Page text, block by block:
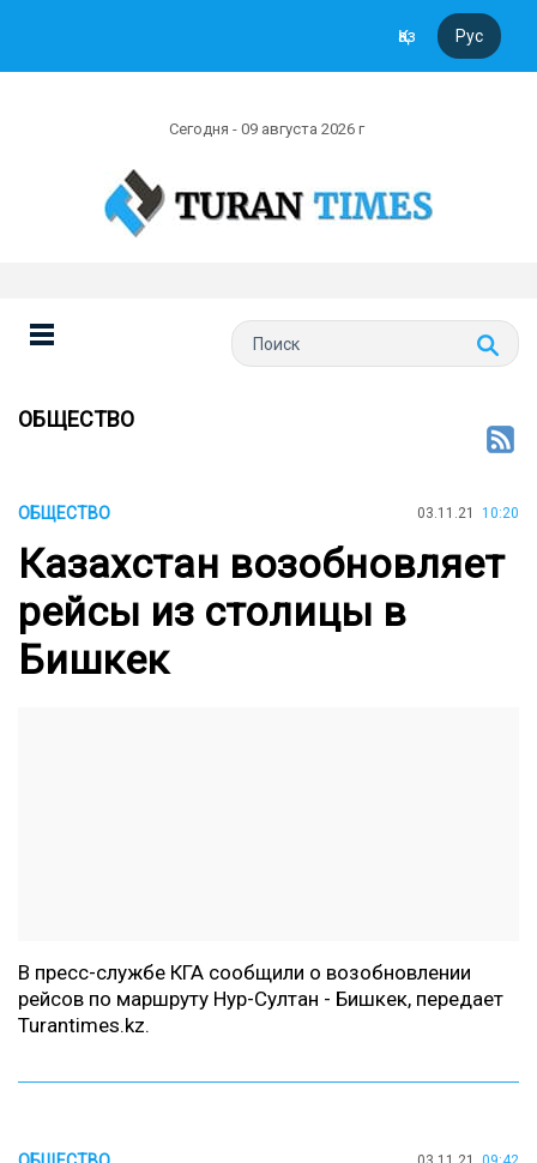
Қаз Рус
Сегодня - 09 августа 2026 г
ОБЩЕСТВО
ОБЩЕСТВО 03.11.21 10:20
Казахстан возобновляет
рейсы из столицы в
Бишкек
В пресс-службе КГА сообщили о возобновлении
рейсов по маршруту Нур-Султан - Бишкек, передает
Turantimes.kz.